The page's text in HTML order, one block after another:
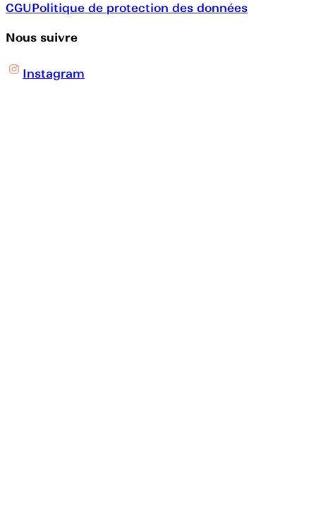
CGUPolitique de protection des données
Nous suivre
Instagram